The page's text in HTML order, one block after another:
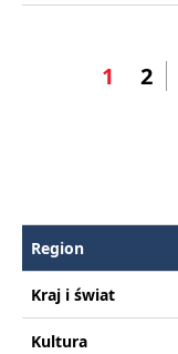
1 2
Region
Kraj i świat
Kultura